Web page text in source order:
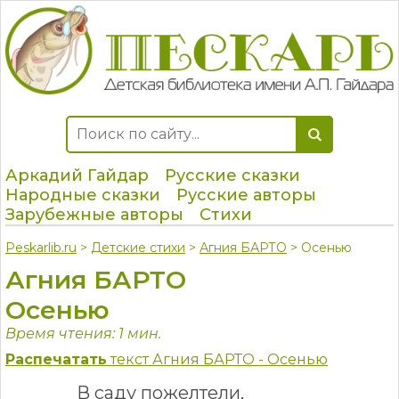
Аркадий Гайдар
Русские сказки
Народные сказки
Русские авторы
Зарубежные авторы
Стихи
Peskarlib.ru > Детские стихи > Агния БАРТО > Осенью
Агния БАРТО
Осенью
Время чтения: 1 мин.
Распечатать текст Агния БАРТО - Осенью
В саду пожелтели,